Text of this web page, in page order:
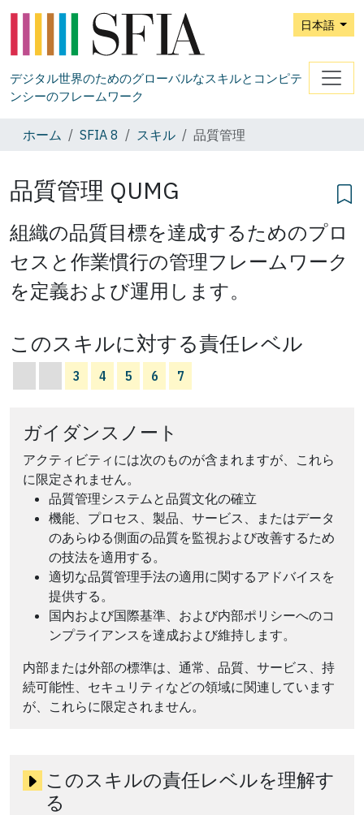
日本語
デジタル世界のためのグローバルなスキルとコンピテ
ンシーのフレームワーク
ホーム SFIA 8 スキル 品質管理
品質管理 QUMG
組織の品質目標を達成するためのプロ
セスと作業慣行の管理フレームワーク
を定義および運用します。
このスキルに対する責任レベル
3 4 5 6 7
ガイダンスノート
アクティビティには次のものが含まれますが、これら
に限定されません。
品質管理システムと品質文化の確立
機能、プロセス、製品、サービス、またはデータ
のあらゆる側面の品質を監視および改善するため
の技法を適用する。
適切な品質管理手法の適用に関するアドバイスを
提供する。
国内および国際基準、および内部ポリシーへのコ
ンプライアンスを達成および維持します。
内部または外部の標準は、通常、品質、サービス、持
続可能性、セキュリティなどの領域に関連しています
が、これらに限定されません。
このスキルの責任レベルを理解す
る